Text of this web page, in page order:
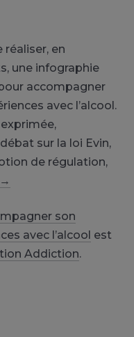
réaliser, en
une infographie
accompagner
avec l’alcool.
sur la loi Evin,
de régulation,
→
son
avec l’alcool est
Addiction.